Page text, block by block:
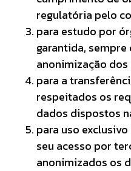
regulatória pelo
para estudo por
garantida, sempre
anonimização
para a
respeitados os
dados dispostos
para uso
seu acesso por
anonimizados os